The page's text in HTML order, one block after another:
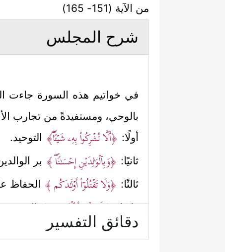
من الآية (151- 165)
شرح المجلس
في خواتيم هذه السورة جاءت
بالوحي، ومستفيدةً من تجارب
أولًا: ﴿أَلَّا تُشۡرِكُواْ بِهِۦ شَیۡـࣰٔاۖ﴾ التوحيد.
ثانيًا: ﴿وَبِٱلۡوَ ٰ⁠لِدَیۡنِ إِحۡسَـٰنࣰاۖ ﴾ بر
ثالثًا: ﴿وَلَا تَقۡتُلُوۤاْ أَوۡلَـٰدَكُم ﴾ الحفاظ
رابعًا:﴿وَلَا تَقۡرَبُواْ ٱلۡفَوَ ٰ⁠حِشَ﴾النهي
خامسًا:﴿ وَلَا تَقۡتُلُواْ ٱلنَّفۡسَ ٱلَّتِی حَرَّمَ
دقائق التفسير